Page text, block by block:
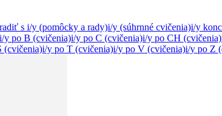
s i/y (pomôcky a rady)i/y (súhrnné cvičenia)i/y
i/y po B (cvičenia)i/y po C (cvičenia)i/y po CH (cvičenia)
(cvičenia)i/y po T (cvičenia)i/y po V (cvičenia)i/y po Z